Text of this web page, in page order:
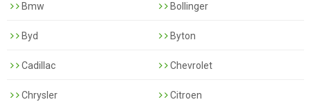
Bmw Bollinger
Byd Byton
Cadillac Chevrolet
Chrysler Citroen